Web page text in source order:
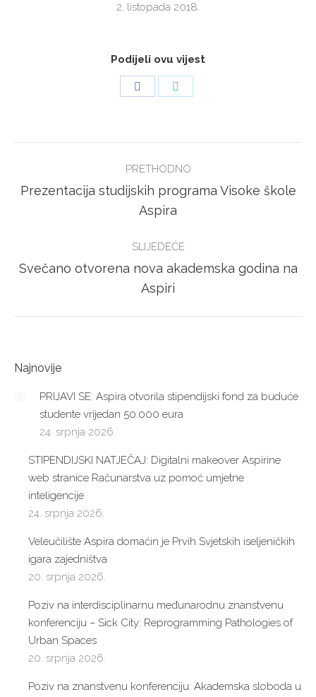
2. listopada 2018.
Podijeli ovu vijest
NAVIGATION
PRETHODNO
Previous
post:
Prezentacija studijskih programa Visoke škole
Aspira
SLIJEDEĆE
Next
post:
Svečano otvorena nova akademska godina na
Aspiri
Najnovije
PRIJAVI SE: Aspira otvorila stipendijski fond za buduće
studente vrijedan 50.000 eura
24. srpnja 2026.
STIPENDIJSKI NATJEČAJ: Digitalni makeover Aspirine
web stranice Računarstva uz pomoć umjetne
inteligencije
24. srpnja 2026.
Veleučilište Aspira domaćin je Prvih Svjetskih iseljeničkih
igara zajedništva
20. srpnja 2026.
Poziv na interdisciplinarnu međunarodnu znanstvenu
konferenciju – Sick City: Reprogramming Pathologies of
Urban Spaces
20. srpnja 2026.
Poziv na znanstvenu konferenciju: Akademska sloboda u